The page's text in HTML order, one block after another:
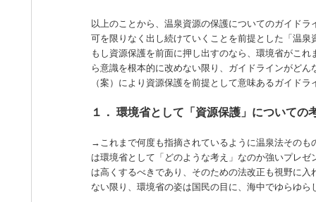
以上のことから、温泉資源の保護についてのガイド
可を限りなく出し続けていくことを前提とした「温
もし資源保護を前面に押し出すのなら、環境省がこ
ら意識を根本的に改めない限り、ガイドラインがど
（案）により資源保護を前提として意味あるガイド
１． 環境省として「資源保護」についての
→これまで何度も指摘されているように温泉法その
は環境省として「どのような考え」なのか強いプレ
は高くするべきであり、そのための法改正も視野に
ない限り、環境省の姿は国民の目に、海中でゆらゆ